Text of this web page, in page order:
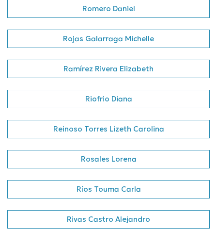
Romero Daniel
Rojas Galarraga Michelle
Ramírez Rivera Elizabeth
Riofrio Diana
Reinoso Torres Lizeth Carolina
Rosales Lorena
Ríos Touma Carla
Rivas Castro Alejandro